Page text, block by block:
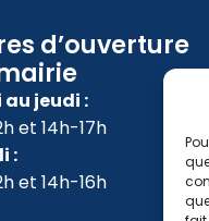
d’ouverture
jeudi :
et 14h-17h
:
et 14h-16h